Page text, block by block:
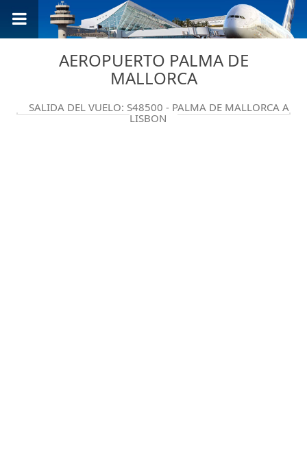
AEROPUERTO PALMA DE
MALLORCA
SALIDA DEL VUELO: S48500 - PALMA DE MALLORCA A
LISBON